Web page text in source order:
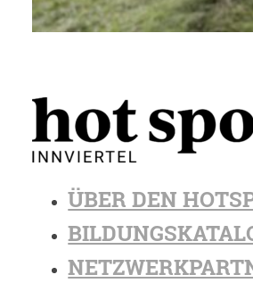
ÜBER DEN